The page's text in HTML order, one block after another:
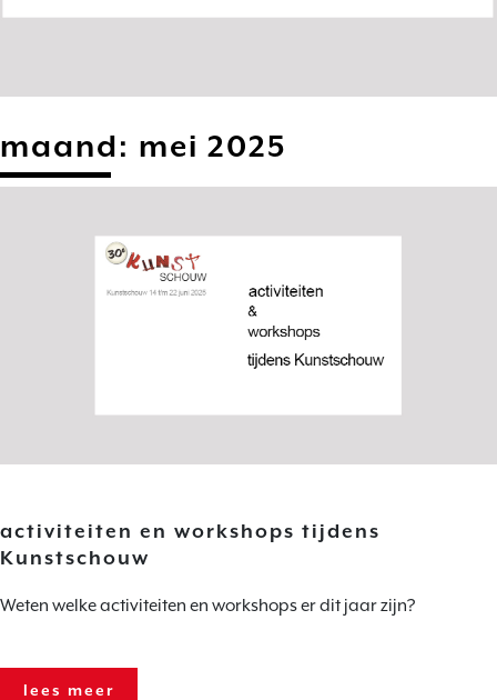
maand: mei 2025
activiteiten en workshops tijdens
Kunstschouw
Weten welke activiteiten en workshops er dit jaar zijn?
lees meer